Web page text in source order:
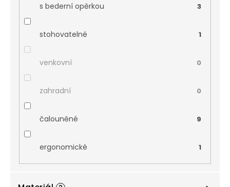
s bederní opěrkou 3
stohovatelné 1
venkovní 0
zahradní 0
čalouněné 9
ergonomické 1